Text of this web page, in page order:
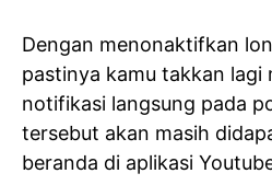
Dengan menonaktifkan
pastinya kamu takkan lagi
notifikasi langsung pada
tersebut akan masih
beranda di aplikasi